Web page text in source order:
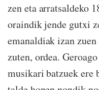
zen eta arratsaldeko
oraindik jende gutxi
emanaldiak izan
zuten, ordea.
musikari batzuek ere